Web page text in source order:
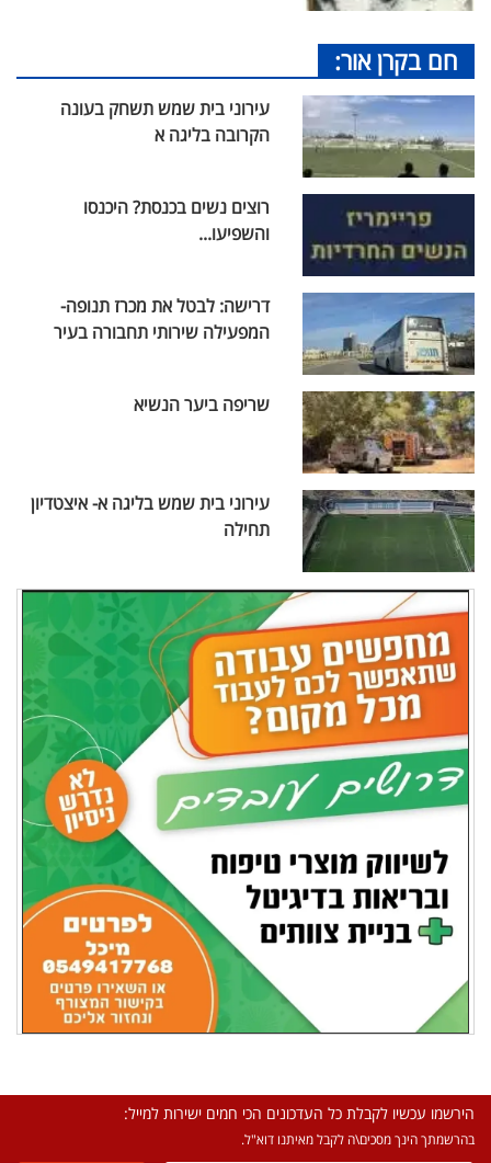
חם בקרן אור:
עירוני בית שמש תשחק בעונה
הקרובה בליגה א
רוצים נשים בכנסת? היכנסו
והשפיעו...
דרישה: לבטל את מכרז תנופה-
המפעילה שירותי תחבורה בעיר
שריפה ביער הנשיא
עירוני בית שמש בליגה א- איצטדיון
תחילה
הירשמו עכשיו לקבלת כל העדכונים הכי חמים ישירות למייל:
בהרשמתך הינך מסכים\ה לקבל מאיתנו דוא"ל.